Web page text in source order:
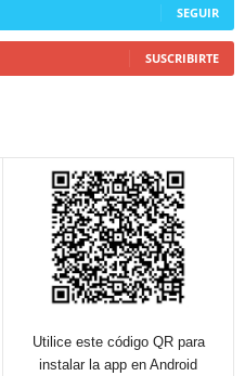
SEGUIR
SUSCRIBIRTE
Utilice este código QR para
instalar la app en Android